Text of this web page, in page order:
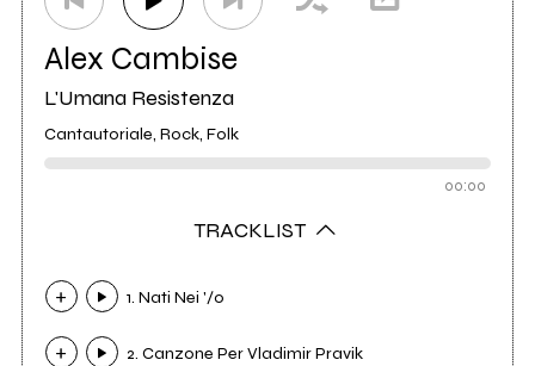
Alex Cambise
L'Umana Resistenza
Cantautoriale, Rock, Folk
00:00
TRACKLIST
1. Nati Nei '/0
2. Canzone Per Vladimir Pravik